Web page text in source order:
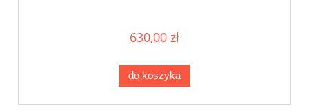
630,00 zł
do koszyka